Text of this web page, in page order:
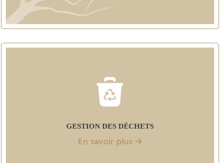
GESTION DES DÉCHETS
En savoir plus